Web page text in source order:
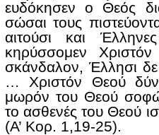
ευδόκησεν ο Θεός
σώσαι τους
αιτούσι και
κηρύσσομεν
σκάνδαλον, Έλλησι δε
… Χριστόν Θεού
μωρόν του Θεού
το ασθενές του Θεού
(Α’ Κορ. 1,19-25).